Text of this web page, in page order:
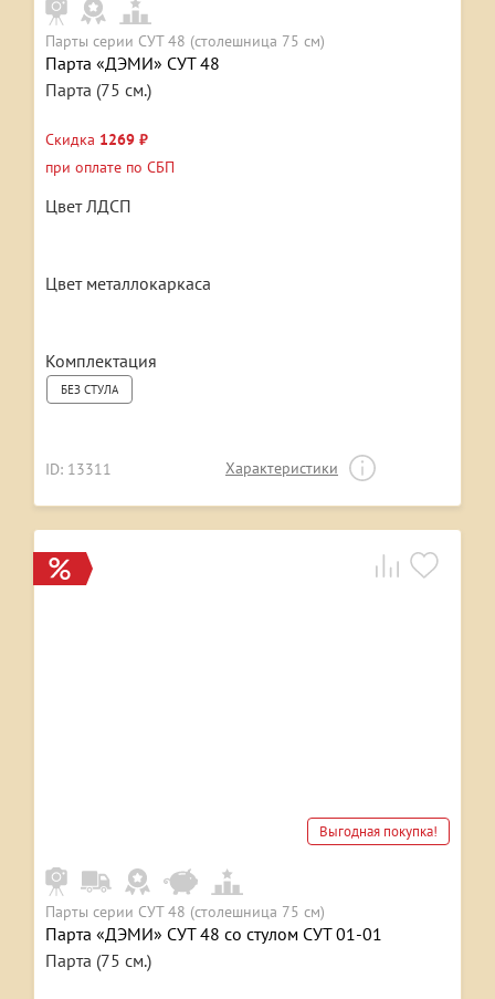
Парты серии СУТ 48 (столешница 75 см)
Парта «ДЭМИ» СУТ 48
Парта (75 см.)
Скидка 1269 ₽
при оплате по СБП
Цвет ЛДСП
Цвет металлокаркаса
Комплектация
БЕЗ СТУЛА
ID: 13311 Характеристики
Выгодная покупка!
Парты серии СУТ 48 (столешница 75 см)
Парта «ДЭМИ» СУТ 48 со стулом СУТ 01-01
Парта (75 см.)